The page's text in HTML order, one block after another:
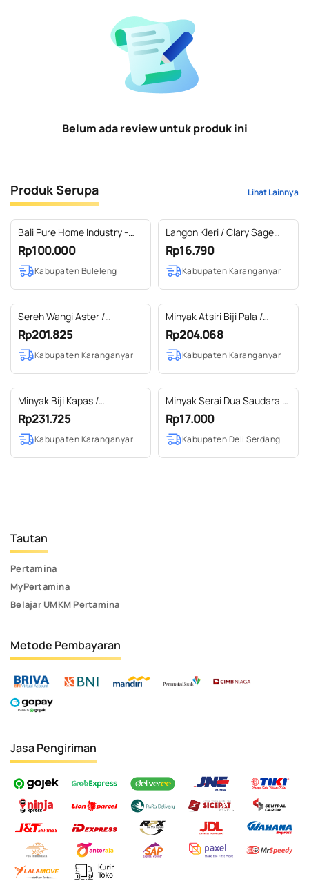
Belum ada review untuk produk ini
Produk Serupa Lihat Lainnya
Bali Pure Home Industry -
Virgin Coconut Oil (VCO)
Minyak Kelapa Murni Alami
Extra Virgin 250ml
Rp100.000
Kabupaten Buleleng
Langon Kleri / Clary Sage
Essential Oil 100% Pure (2-
10 ml)
Rp16.790
Kabupaten Karanganyar
Sereh Wangi Aster /
Citronella Ceylon Essential
Oil 100% Pure (500 ml SS
EXP)
Rp201.825
Kabupaten Karanganyar
Minyak Atsiri Biji Pala /
Nutmeg Seed Essential Oil
100% Pure (100 ml)
Rp204.068
Kabupaten Karanganyar
Minyak Biji Kapas /
Cottonseed Carrier Oil 100%
Pure (1 L)
Rp231.725
Kabupaten Karanganyar
Minyak Serai Dua Saudara 4
ml
Rp17.000
Kabupaten Deli Serdang
Tautan
Pertamina
MyPertamina
Belajar UMKM Pertamina
Metode Pembayaran
Jasa Pengiriman